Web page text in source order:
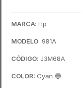
MARCA: Hp
MODELO: 981A
CÓDIGO: J3M68A
COLOR: Cyan 🔵